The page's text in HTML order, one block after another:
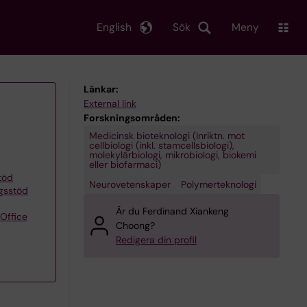
Sök
English Meny
Länkar:
External link
Forskningsområden:
Medicinsk bioteknologi (Inriktn. mot
cellbiologi (inkl. stamcellsbiologi),
molekylärbiologi, mikrobiologi, biokemi
eller biofarmaci)
Neurovetenskaper
Polymerteknologi
Är du Ferdinand Xiankeng
Choong?
Redigera din profil